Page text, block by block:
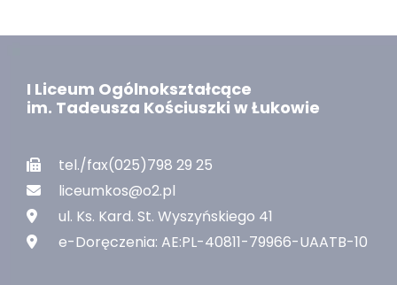
I Liceum Ogólnokształcące
im. Tadeusza Kościuszki w Łukowie
tel./fax(025)798 29 25
liceumkos@o2.pl
ul. Ks. Kard. St. Wyszyńskiego 41
e-Doręczenia: AE:PL-40811-79966-UAATB-10